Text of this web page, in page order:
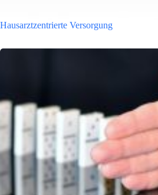
Hausarzt­zentrierte Versorgung